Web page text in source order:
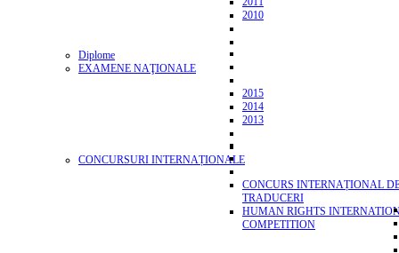
2010
Diplome
EXAMENE NAŢIONALE
2015
2014
2013
CONCURSURI INTERNAȚIONALE
CONCURS INTERNAȚIONAL
TRADUCERI
HUMAN RIGHTS
COMPETITION